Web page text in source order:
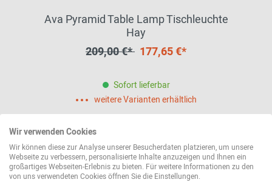
Ava Pyramid Table Lamp Tischleuchte
Hay
209,00 €* 177,65 €*
Sofort lieferbar
weitere Varianten erhältlich
Wir verwenden Cookies
Wir können diese zur Analyse unserer Besucherdaten platzieren, um unsere
Webseite zu verbessern, personalisierte Inhalte anzuzeigen und Ihnen ein
großartiges Webseiten-Erlebnis zu bieten. Für weitere Informationen zu den
von uns verwendeten Cookies öffnen Sie die Einstellungen.